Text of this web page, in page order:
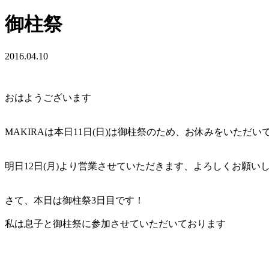
御柱祭
2016.04.10
おはようございます
MAKIRAは本日11日(日)は御柱祭のため、お休みをいただい
明日12日(月)より営業させていただきます、よろしくお願い
さて、本日は御柱祭3日目です！
私は息子と御柱祭に参加させていただいております